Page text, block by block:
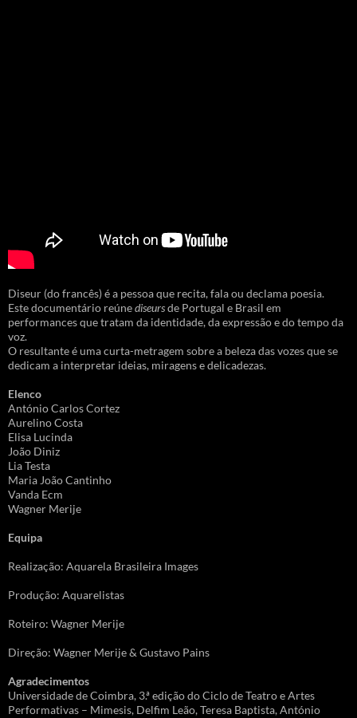
Diseur (do francês) é a pessoa que recita, fala ou declama poesia.
Este documentário reúnediseursde Portugal e Brasil em
performances que tratam da identidade, da expressão e do tempo da
voz.
O resultante é uma curta-metragem sobre a beleza das vozes que se
dedicam a interpretar ideias, miragens e delicadezas.
Elenco
António Carlos Cortez
Aurelino Costa
Elisa Lucinda
João Diniz
Lia Testa
Maria João Cantinho
Vanda Ecm
Wagner Merije
Equipa
Realização: Aquarela Brasileira Images
Produção: Aquarelistas
Roteiro: Wagner Merije
Direção: Wagner Merije & Gustavo Pains
Agradecimentos
Universidade de Coimbra, 3.ª edição do Ciclo de Teatro e Artes
Performativas – Mimesis, Delfim Leão, Teresa Baptista, António